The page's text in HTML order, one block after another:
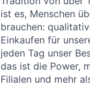
ist es, Menschen
brauchen:
Einkaufen für
jeden Tag unser
das ist die Power,
Filialen und mehr